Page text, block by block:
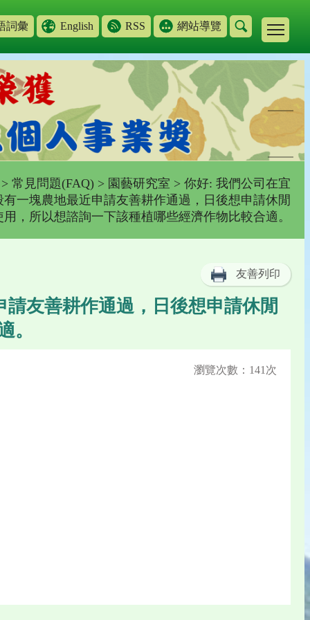
詞彙 English RSS 網站導覽
常見問題(FAQ) > 園藝研究室 > 你好: 我們公司在宜
一塊農地最近申請友善耕作通過，日後想申請休閒
用，所以想諮詢一下該種植哪些經濟作物比較合適。
友善列印
友善耕作通過，日後想申請休閒
。
瀏覽次數：141次